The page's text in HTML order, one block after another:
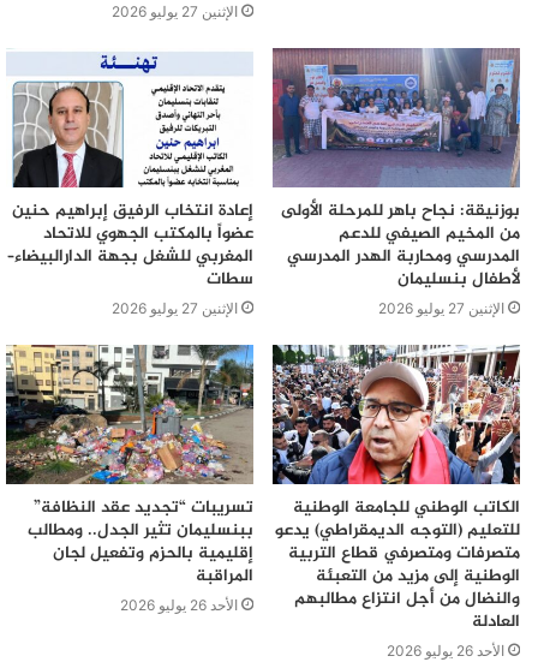
الإثنين 27 يوليو 2026
بوزنيقة: نجاح باهر للمرحلة الأولى
من المخيم الصيفي للدعم
المدرسي ومحاربة الهدر المدرسي
لأطفال بنسليمان
الإثنين 27 يوليو 2026
إعادة انتخاب الرفيق إبراهيم حنين
عضواً بالمكتب الجهوي للاتحاد
المغربي للشغل بجهة الدارالبيضاء–
سطات
الإثنين 27 يوليو 2026
الكاتب الوطني للجامعة الوطنية
للتعليم (التوجه الديمقراطي) يدعو
متصرفات ومتصرفي قطاع التربية
الوطنية إلى مزيد من التعبئة
والنضال من أجل انتزاع مطالبهم
العادلة
الأحد 26 يوليو 2026
تسريبات “تجديد عقد النظافة”
ببنسليمان تثير الجدل.. ومطالب
إقليمية بالحزم وتفعيل لجان
المراقبة
الأحد 26 يوليو 2026